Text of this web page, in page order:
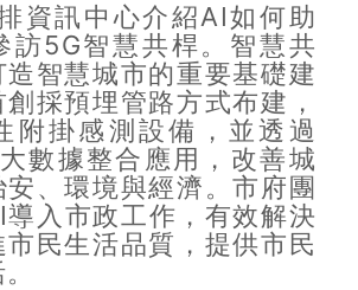
訊中心介紹AI如何助
訪5G智慧共桿。智慧共
智慧城市的重要基礎建
採預埋管路方式布建，
附掛感測設備，並透過
數據整合應用，改善城
、環境與經濟。市府團
入市政工作，有效解決
民生活品質，提供市民